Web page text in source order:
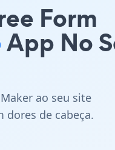
Form
App No
ao seu site
dores de cabeça.